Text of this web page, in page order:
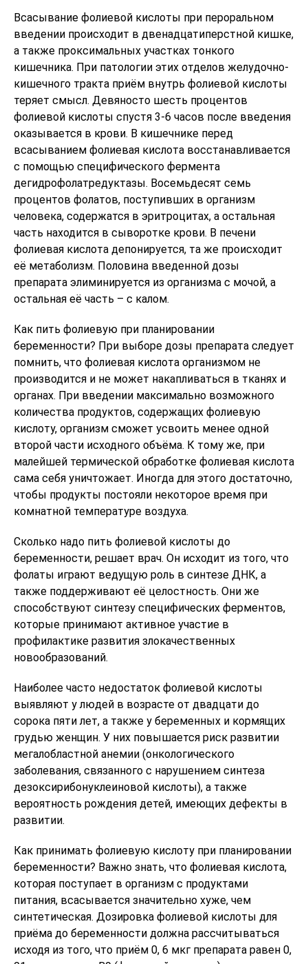
Всасывание фолиевой кислоты при пероральном
введении происходит в двенадцатиперстной кишке,
а также проксимальных участках тонкого
кишечника. При патологии этих отделов желудочно-
кишечного тракта приём внутрь фолиевой кислоты
теряет смысл. Девяносто шесть процентов
фолиевой кислоты спустя 3-6 часов после введения
оказывается в крови. В кишечнике перед
всасыванием фолиевая кислота восстанавливается
с помощью специфического фермента
дегидрофолатредуктазы. Восемьдесят семь
процентов фолатов, поступивших в организм
человека, содержатся в эритроцитах, а остальная
часть находится в сыворотке крови. В печени
фолиевая кислота депонируется, та же происходит
её метаболизм. Половина введенной дозы
препарата элиминируется из организма с мочой, а
остальная её часть – с калом.
Как пить фолиевую при планировании
беременности? При выборе дозы препарата следует
помнить, что фолиевая кислота организмом не
производится и не может накапливаться в тканях и
органах. При введении максимально возможного
количества продуктов, содержащих фолиевую
кислоту, организм сможет усвоить менее одной
второй части исходного объёма. К тому же, при
малейшей термической обработке фолиевая кислота
сама себя уничтожает. Иногда для этого достаточно,
чтобы продукты постояли некоторое время при
комнатной температуре воздуха.
Сколько надо пить фолиевой кислоты до
беременности, решает врач. Он исходит из того, что
фолаты играют ведущую роль в синтезе ДНК, а
также поддерживают её целостность. Они же
способствуют синтезу специфических ферментов,
которые принимают активное участие в
профилактике развития злокачественных
новообразований.
Наиболее часто недостаток фолиевой кислоты
выявляют у людей в возрасте от двадцати до
сорока пяти лет, а также у беременных и кормящих
грудью женщин. У них повышается риск развитии
мегалобластной анемии (онкологического
заболевания, связанного с нарушением синтеза
дезоксирибонуклеиновой кислоты), а также
вероятность рождения детей, имеющих дефекты в
развитии.
Как принимать фолиевую кислоту при планировании
беременности? Важно знать, что фолиевая кислота,
которая поступает в организм с продуктами
питания, всасывается значительно хуже, чем
синтетическая. Дозировка фолиевой кислоты для
приёма до беременности должна рассчитываться
исходя из того, что приём 0, 6 мкг препарата равен 0,